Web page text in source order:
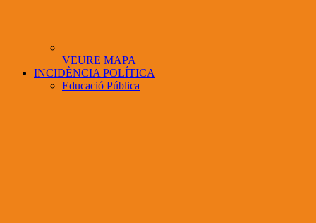
VEURE MAPA
INCIDÈNCIA POLÍTICA
Educació Pública